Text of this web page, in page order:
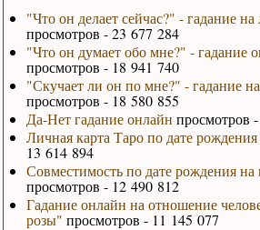
"Что он делает сейчас?" - гадание
просмотров - 23 677 284
"Что он думает обо мне?" - гадание
просмотров - 18 941 740
"Скучает ли он по мне?" - гадание
просмотров - 18 580 855
Да-Нет гадание онлайн просмотров
Личная карта Таро по дате рождения
13 614 894
Совместимость по дате рождения на
просмотров - 12 490 812
Гадание онлайн на отношение
розы" просмотров - 11 145 077